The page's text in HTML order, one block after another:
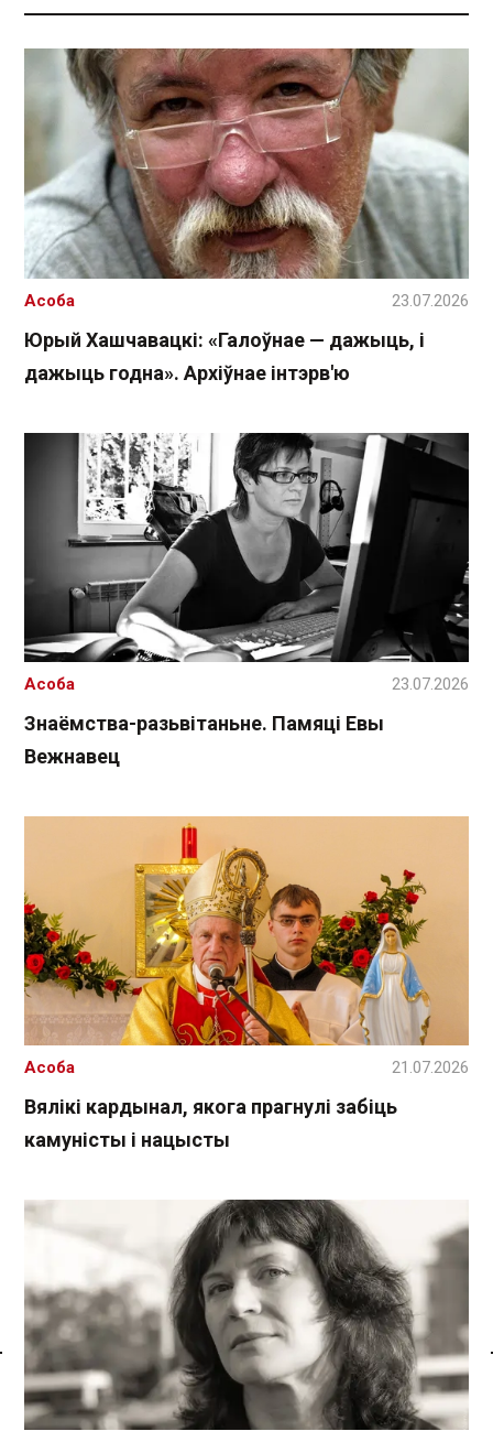
Спасылка без VPN
Юрый Хашчавацкі: «Галоўнае — дажыць, і
дажыць годна». Архіўнае інтэрв'ю
Асоба 23.07.2026
Знаёмства-разьвітаньне. Памяці Евы
Вежнавец
Асоба 23.07.2026
Вялікі кардынал, якога прагнулі забіць
камуністы і нацысты
Асоба 21.07.2026